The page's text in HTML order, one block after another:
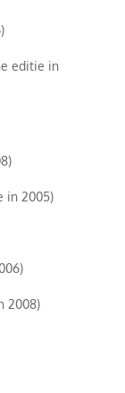
editie in
in 2005)
2008)